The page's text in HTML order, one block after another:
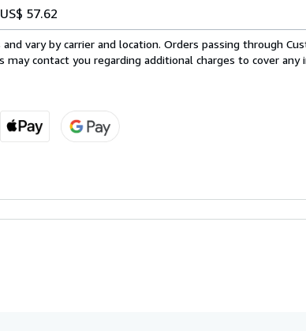
US$ 57.62
vary by carrier and location. Orders passing through
may contact you regarding additional charges to cover